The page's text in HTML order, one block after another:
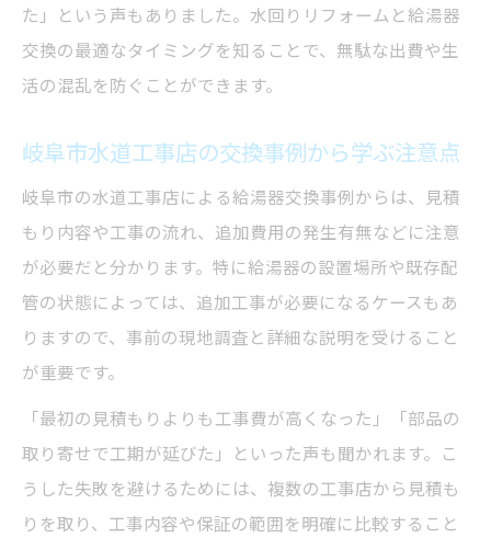
た」という声もありました。水回りリフォームと給湯器
交換の最適なタイミングを知ることで、無駄な出費や生
活の混乱を防ぐことができます。
岐阜市水道工事店の交換事例から学ぶ注意点
岐阜市の水道工事店による給湯器交換事例からは、見積
もり内容や工事の流れ、追加費用の発生有無などに注意
が必要だと分かります。特に給湯器の設置場所や既存配
管の状態によっては、追加工事が必要になるケースもあ
りますので、事前の現地調査と詳細な説明を受けること
が重要です。
「最初の見積もりよりも工事費が高くなった」「部品の
取り寄せで工期が延びた」といった声も聞かれます。こ
うした失敗を避けるためには、複数の工事店から見積も
りを取り、工事内容や保証の範囲を明確に比較すること